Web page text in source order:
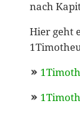
nach
Hier geht